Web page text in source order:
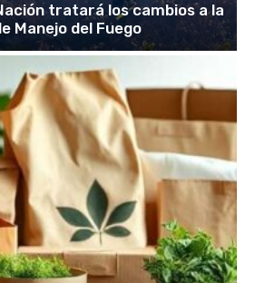
tratará los cambios a la
Manejo del Fuego